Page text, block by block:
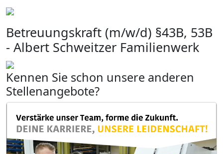
Betreuungskraft (m/w/d) §43B, 53B
- Albert Schweitzer Familienwerk
Kennen Sie schon unsere anderen
Stellenangebote?